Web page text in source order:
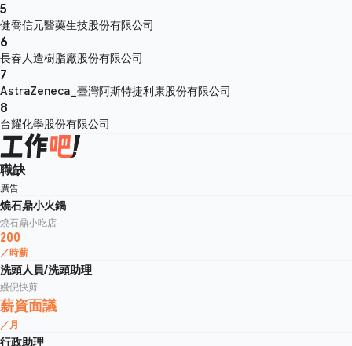
5
健喬信元醫藥生技股份有限公司
6
長春人造樹脂廠股份有限公司
7
AstraZeneca_臺灣阿斯特捷利康股份有限公司
8
台耀化學股份有限公司
職缺
廣告
燒石鼎小火鍋
燒石鼎小吃店
200
／時薪
洗頭人員/洗頭助理
嫚倪快剪
薪資面議
／月
行政助理